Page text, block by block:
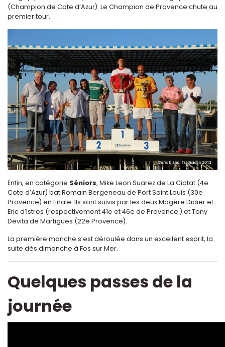
(Champion de Cote d’Azur). Le Champion de Provence chute au
premier tour.
Enfin, en catégorie Séniors, Mike Leon Suarez de La Ciotat (4e
Cote d’Azur) bat Romain Bergeneau de Port Saint Louis (30e
Provence) en finale. Ils sont suivis par les deux Magère Didier et
Eric d’Istres (respectivement 41e et 46e de Provence ) et Tony
Devita de Martigues (22e Provence).
La première manche s’est déroulée dans un excellent esprit, la
suite dès dimanche à Fos sur Mer.
Quelques passes de la
journée